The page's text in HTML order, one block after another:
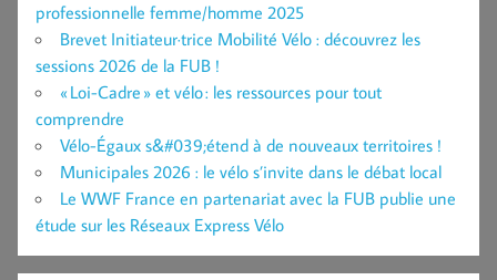
professionnelle femme/homme 2025
Brevet Initiateur·trice Mobilité Vélo : découvrez les
sessions 2026 de la FUB !
« Loi-Cadre » et vélo : les ressources pour tout
comprendre
Vélo-Égaux s&#039;étend à de nouveaux territoires !
Municipales 2026 : le vélo s’invite dans le débat local
Le WWF France en partenariat avec la FUB publie une
étude sur les Réseaux Express Vélo